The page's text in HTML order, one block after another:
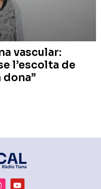
vascular:
l’escolta de